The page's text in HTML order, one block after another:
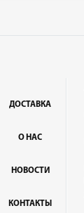
ДОСТАВКА
О НАС
НОВОСТИ
КОНТАКТЫ